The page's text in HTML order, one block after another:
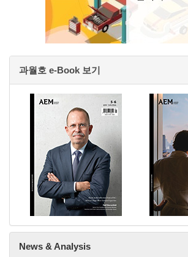
과월호 e-Book 보기
News & Analysis